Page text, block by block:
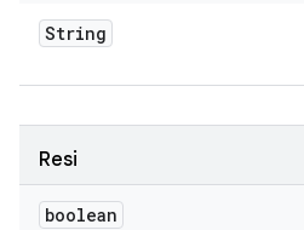
String
Resi
boolean